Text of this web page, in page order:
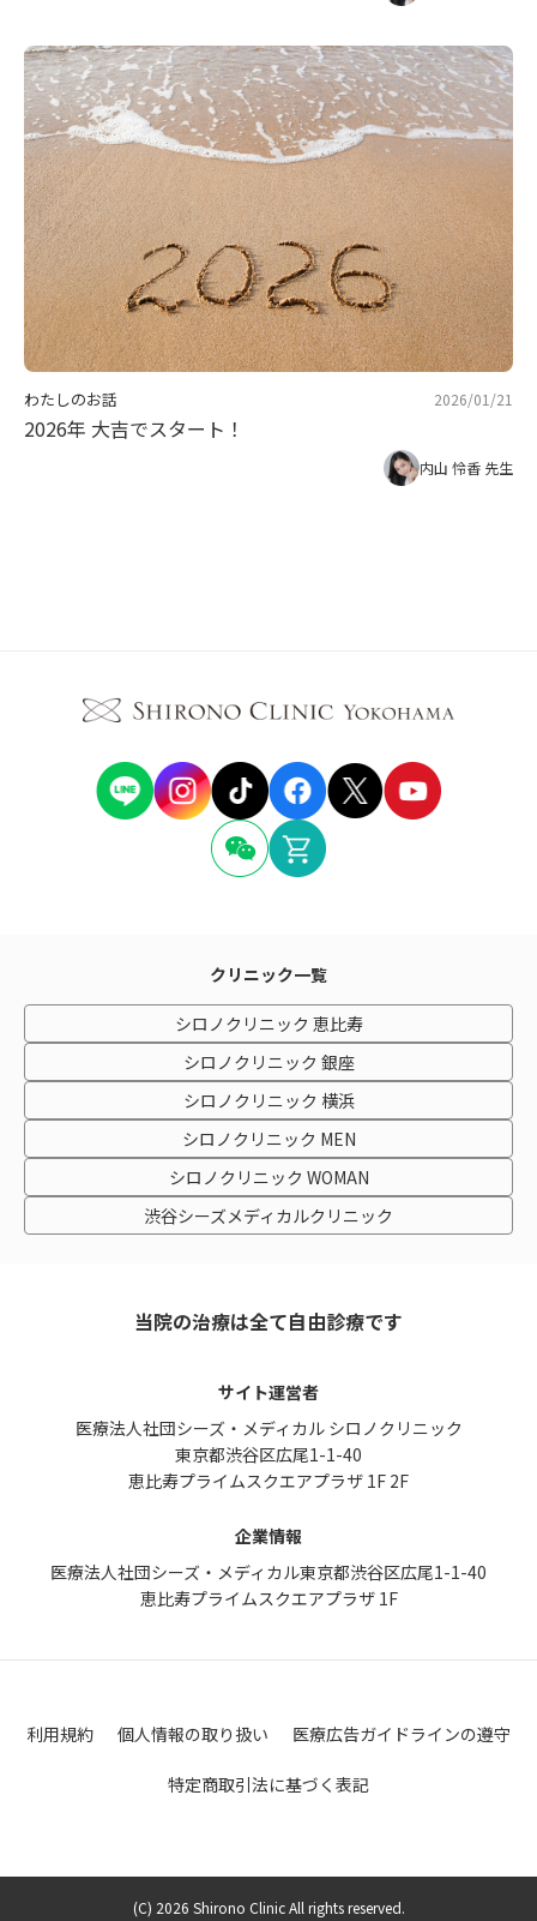
わたしのお話 2026/01/21
2026年 大吉でスタート！
内山 怜香 先生
クリニック一覧
シロノクリニック 恵比寿
シロノクリニック 銀座
シロノクリニック 横浜
シロノクリニック MEN
シロノクリニック WOMAN
渋谷シーズメディカルクリニック
当院の治療は全て自由診療です
サイト運営者
医療法人社団シーズ・メディカル シロノクリニック
東京都渋谷区広尾1-1-40
恵比寿プライムスクエアプラザ 1F 2F
企業情報
医療法人社団シーズ・メディカル東京都渋谷区広尾1-1-40
恵比寿プライムスクエアプラザ 1F
利用規約 個人情報の取り扱い 医療広告ガイドラインの遵守
特定商取引法に基づく表記
(C) 2026 Shirono Clinic All rights reserved.